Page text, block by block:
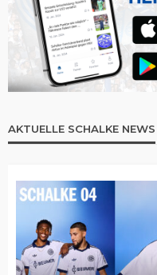
AKTUELLE SCHALKE NEWS